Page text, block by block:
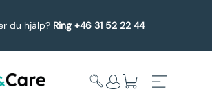
du hjälp? Ring +46 31 52 22 44